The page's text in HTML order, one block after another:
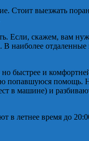
Стоит выезжать
Если, скажем, вам
наиболее
быстрее и
попавшуюся
в машине) и
в летнее время до